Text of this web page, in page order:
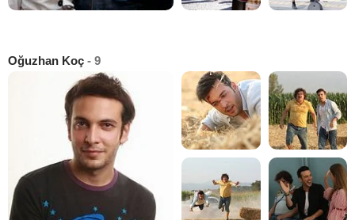
Oğuzhan Koç - 9